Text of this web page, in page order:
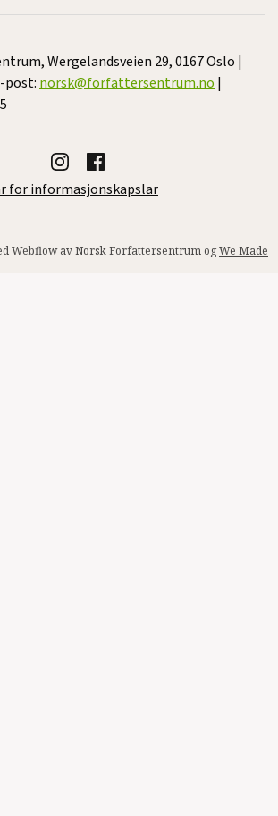
Wergelandsveien 29, 0167 Oslo |
post: norsk@forfattersentrum.no |
for informasjonskapslar
Webflow av Norsk Forfattersentrum ogWe Made